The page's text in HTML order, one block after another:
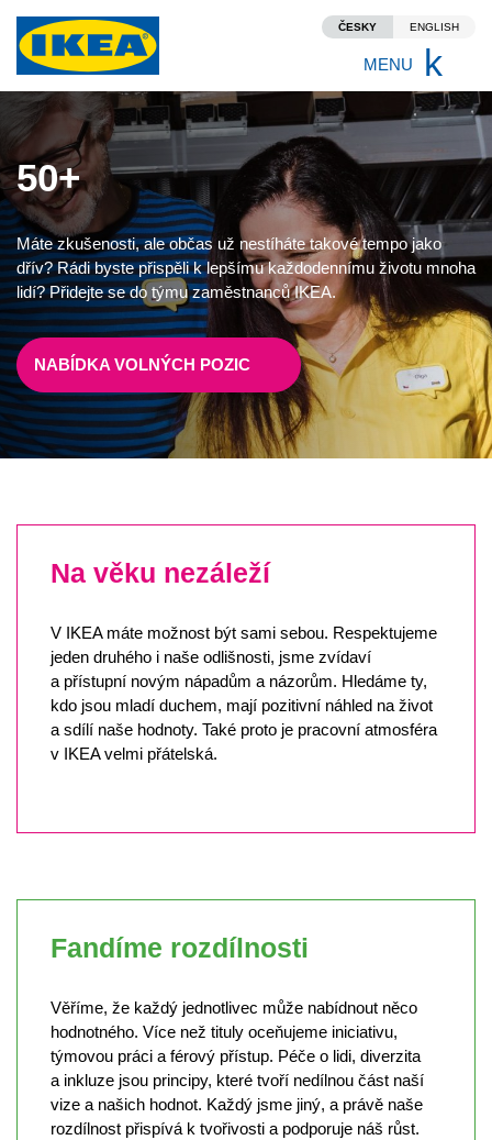
ČESKY ENGLISH
Vše o práci u nás
Vize, kultura a hodnoty
Benefity
Rozvoj v rámci IKEA
Přidej se k nám!
Volná místa
50+
Studenti a absolventi
Rodiče
OZP
MENU
50+
Máte zkušenosti, ale občas už nestíháte takové tempo jako
dřív? Rádi byste přispěli k lepšímu každodennímu životu mnoha
lidí? Přidejte se do týmu zaměstnanců IKEA.
NABÍDKA VOLNÝCH POZIC
Na věku nezáleží
V IKEA máte možnost být sami sebou. Respektujeme
jeden druhého i naše odlišnosti, jsme zvídaví
a přístupní novým nápadům a názorům. Hledáme ty,
kdo jsou mladí duchem, mají pozitivní náhled na život
a sdílí naše hodnoty. Také proto je pracovní atmosféra
v IKEA velmi přátelská.
Fandíme rozdílnosti
Věříme, že každý jednotlivec může nabídnout něco
hodnotného. Více než tituly oceňujeme iniciativu,
týmovou práci a férový přístup. Péče o lidi, diverzita
a inkluze jsou principy, které tvoří nedílnou část naší
vize a našich hodnot. Každý jsme jiný, a právě naše
rozdílnost přispívá k tvořivosti a podporuje náš růst.